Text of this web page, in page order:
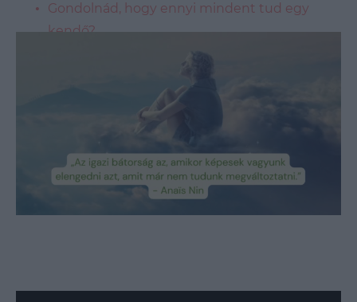
Gondolnád, hogy ennyi mindent tud egy
kendő?
Imádni fogod – ez a szín az ősz slágere!